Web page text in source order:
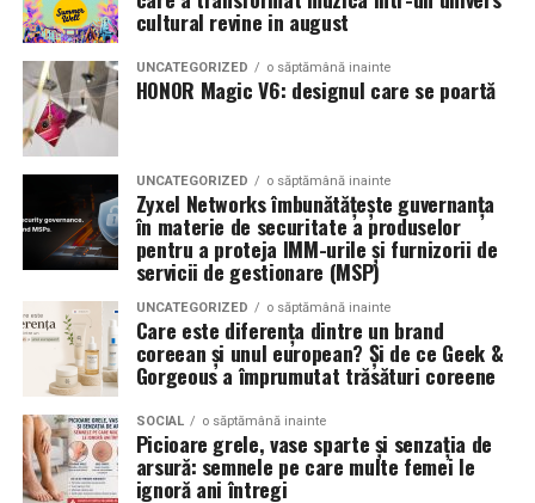
importantă a momentelor speciale din Maramureș,
combinând experiența organizatorică cu capacitatea de
a transforma fiecare eveniment într-o amintire
deosebită pentru participanți.
accentua liniile caroseriei si poate oferi un look
echilibrat, in timp ce o alegere gresita poate strica
proportiile, chiar daca restul masinii este bine realizat.
Anvelopele ca element vizual la show-uri auto
La evenimentele auto din Cluj, anvelopele nu sunt doar
componente functionale, ci si elemente vizuale. Publicul
si fotografii surprind adesea detalii precum modul in
care roata umple aripa, distanta fata de caroserie si
aspectul general al ansamblului roata-janta.
Anvelopele curate, cu dimensiuni corecte si uzura
uniforma, contribuie la imaginea profesionala a unei
masini de show. In multe cazuri, acestea completeaza
jantele si intaresc conceptul ales de proprietar, fie ca
vorbim despre un stil elegant, sportiv sau minimalist.
cultural revine in august
UNCATEGORIZED o săptămână inainte
HONOR Magic V6: designul care se poartă
UNCATEGORIZED o săptămână inainte
Zyxel Networks îmbunătățește guvernanța
în materie de securitate a produselor
pentru a proteja IMM-urile și furnizorii de
servicii de gestionare (MSP)
UNCATEGORIZED o săptămână inainte
Care este diferența dintre un brand
coreean și unul european? Și de ce Geek &
Gorgeous a împrumutat trăsături coreene
SOCIAL o săptămână inainte
Picioare grele, vase sparte și senzația de
arsură: semnele pe care multe femei le
ignoră ani întregi